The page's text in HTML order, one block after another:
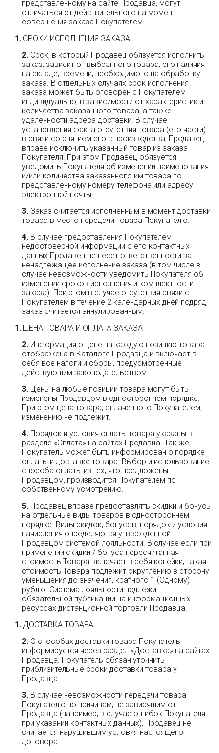
представленному на сайте Продавца, могут
отличаться от действительного на момент
совершения заказа Покупателем.
СРОКИ ИСПОЛНЕНИЯ ЗАКАЗА
Срок, в который Продавец обязуется исполнить
заказ, зависит от выбранного товара, его наличия
на складе, времени, необходимого на обработку
заказа. В отдельных случаях срок исполнения
заказа может быть оговорен с Покупателем
индивидуально, в зависимости от характеристик и
количества заказанного товара, а также
удаленности адреса доставки. В случае
установления факта отсутствия товара (его части)
в связи со снятием его с производства, Продавец
вправе исключить указанный товар из заказа
Покупателя. При этом Продавец обязуется
уведомить Покупателя об изменении наименования
и/или количества заказанного им товара по
представленному номеру телефона или адресу
электронной почты.
Заказ считается исполненным в момент доставки
товара в место передачи товара Покупателю.
В случае предоставления Покупателем
недостоверной информации о его контактных
данных Продавец не несет ответственности за
ненадлежащее исполнение заказа (в том числе в
случае невозможности уведомить Покупателя об
изменении сроков исполнения и комплектности
заказа). При этом в случае отсутствия связи с
Покупателем в течение 2 календарных дней подряд,
заказ считается аннулированным.
ЦЕНА ТОВАРА И ОПЛАТА ЗАКАЗА
Информация о цене на каждую позицию товара
отображена в Каталоге Продавца и включает в
себя все налоги и сборы, предусмотренные
действующим законодательством.
Цены на любые позиции товара могут быть
изменены Продавцом в одностороннем порядке.
При этом цена товара, оплаченного Покупателем,
изменению не подлежит.
Порядок и условия оплаты товара указаны в
разделе «Оплата» на сайтах Продавца. Так же
Покупатель может быть информирован о порядке
оплаты и доставке товара. Выбор и использование
способа оплаты из тех, что предложены
Продавцом, производится Покупателем по
собственному усмотрению.
Продавец вправе предоставлять скидки и бонусы
на отдельные виды товаров в одностороннем
порядке. Виды скидок, бонусов, порядок и условия
начисления определяются утвержденной
Продавцом системой лояльности. В случае если при
применении скидки / бонуса пересчитанная
стоимость Товара включает в себя копейки, такая
стоимость Товара подлежит округлению в сторону
уменьшения до значения, кратного 1 (Одному)
рублю. Система лояльности подлежит
обязательной публикации на информационных
ресурсах дистанционной торговли Продавца.
ДОСТАВКА ТОВАРА
О способах доставки товара Покупатель
информируется через раздел «Доставка» на сайтах
Продавца. Покупатель обязан уточнить
приблизительные сроки доставки товара у
Продавца.
В случае невозможности передачи товара
Покупателю по причинам, не зависящим от
Продавца (например, в случае ошибок Покупателя
при указании контактных данных), Продавец не
считается нарушившим условия настоящего
договора.